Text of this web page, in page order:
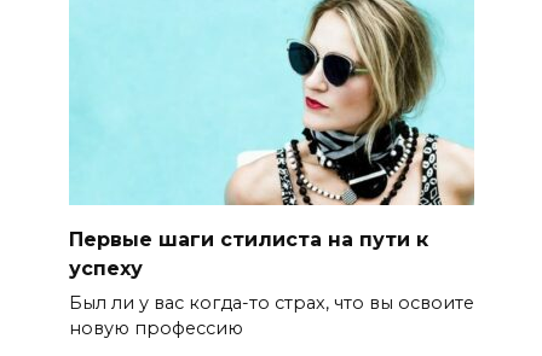
Первые шаги стилиста на пути к
успеху
Был ли у вас когда-то страх, что вы освоите
новую профессию